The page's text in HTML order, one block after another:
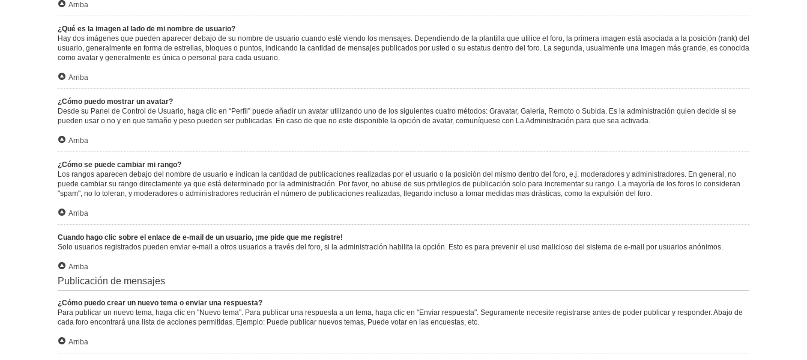
Arriba
¿Qué es la imagen al lado de mi nombre de usuario?
Hay dos imágenes que pueden aparecer debajo de su nombre de usuario cuando esté viendo los mensajes. Dependiendo de la plantilla que utilice el foro, la primera imagen está asociada a la posición (rank) del
usuario, generalmente en forma de estrellas, bloques o puntos, indicando la cantidad de mensajes publicados por usted o su estatus dentro del foro. La segunda, usualmente una imagen más grande, es conocida
como avatar y generalmente es única o personal para cada usuario.
Arriba
¿Cómo puedo mostrar un avatar?
Desde su Panel de Control de Usuario, haga clic en “Perfil” puede añadir un avatar utilizando uno de los siguientes cuatro métodos: Gravatar, Galería, Remoto o Subida. Es la administración quien decide si se
pueden usar o no y en que tamaño y peso pueden ser publicadas. En caso de que no este disponible la opción de avatar, comuníquese con La Administración para que sea activada.
Arriba
¿Cómo se puede cambiar mi rango?
Los rangos aparecen debajo del nombre de usuario e indican la cantidad de publicaciones realizadas por el usuario o la posición del mismo dentro del foro, e.j. moderadores y administradores. En general, no
puede cambiar su rango directamente ya que está determinado por la administración. Por favor, no abuse de sus privilegios de publicación solo para incrementar su rango. La mayoría de los foros lo consideran
"spam", no lo toleran, y moderadores o administradores reducirán el número de publicaciones realizadas, llegando incluso a tomar medidas mas drásticas, como la expulsión del foro.
Arriba
Cuando hago clic sobre el enlace de e-mail de un usuario, ¡me pide que me registre!
Solo usuarios registrados pueden enviar e-mail a otros usuarios a través del foro, si la administración habilita la opción. Esto es para prevenir el uso malicioso del sistema de e-mail por usuarios anónimos.
Arriba
Publicación de mensajes
¿Cómo puedo crear un nuevo tema o enviar una respuesta?
Para publicar un nuevo tema, haga clic en "Nuevo tema". Para publicar una respuesta a un tema, haga clic en "Enviar respuesta". Seguramente necesite registrarse antes de poder publicar y responder. Abajo de
cada foro encontrará una lista de acciones permitidas. Ejemplo: Puede publicar nuevos temas, Puede votar en las encuestas, etc.
Arriba